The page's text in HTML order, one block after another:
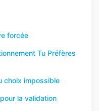
forcée
Tu Préfères
choix impossible
la validation